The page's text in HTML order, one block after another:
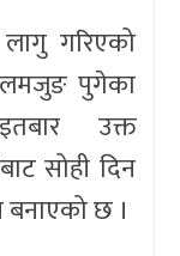
गरिएको
पुगेका
उक्त
सोही दिन
बनाएको छ ।